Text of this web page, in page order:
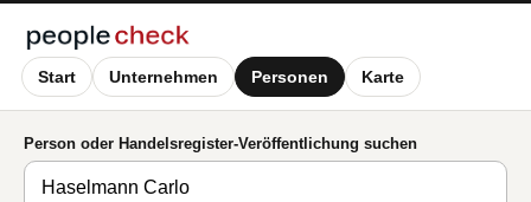
Start Unternehmen Personen Karte
Person oder Handelsregister-Veröffentlichung suchen